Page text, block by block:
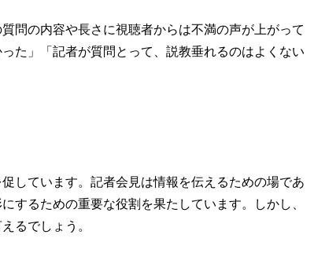
問の内容や長さに視聴者からは不満の声が上がって
た」「記者が質問とって、説教垂れるのはよくない
しています。記者会見は情報を伝えるための場であ
するための重要な役割を果たしています。しかし、
るでしょう。